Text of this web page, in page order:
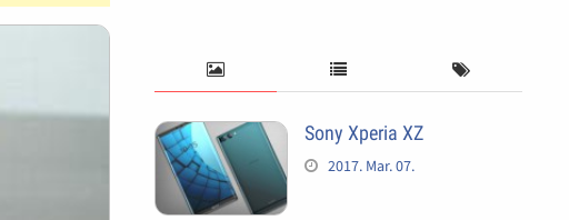
Sony Xperia XZ
2017. Mar. 07.